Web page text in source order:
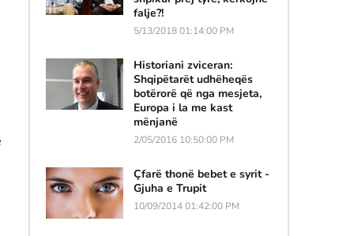
falje?!
5/13/2018 01:14:00 PM
Historiani zviceran:
Shqipëtarët udhëheqës
botërorë që nga mesjeta,
Europa i la me kast
mënjanë
2/05/2016 10:50:00 PM
Çfarë thonë bebet e syrit -
Gjuha e Trupit
10/09/2014 01:42:00 PM